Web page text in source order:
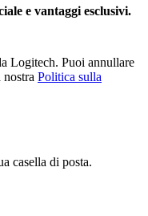
e vantaggi esclusivi.
Logitech. Puoi annullare
Politica sulla
casella di posta.